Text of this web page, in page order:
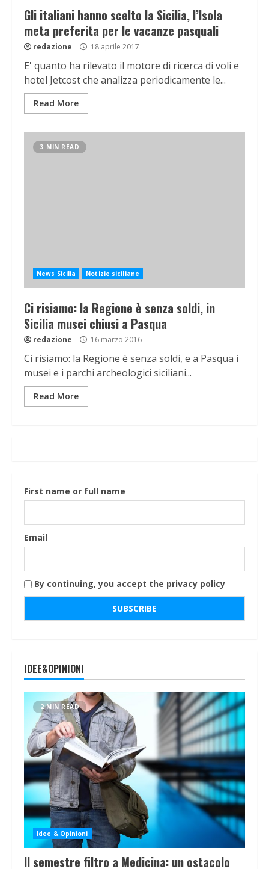
Gli italiani hanno scelto la Sicilia, l’Isola
meta preferita per le vacanze pasquali
redazione 18 aprile 2017
E' quanto ha rilevato il motore di ricerca di voli e
hotel Jetcost che analizza periodicamente le...
Read More
3 MIN READ
News Sicilia Notizie siciliane
Ci risiamo: la Regione è senza soldi, in
Sicilia musei chiusi a Pasqua
redazione 16 marzo 2016
Ci risiamo: la Regione è senza soldi, e a Pasqua i
musei e i parchi archeologici siciliani...
Read More
First name or full name
Email
By continuing, you accept the privacy policy
IDEE&OPINIONI
2 MIN READ
Idee & Opinioni
Il semestre filtro a Medicina: un ostacolo